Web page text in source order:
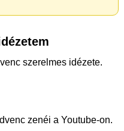
szerelmes idézete.
zenéi a Youtube-on.